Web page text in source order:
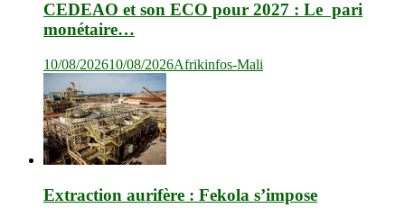
CEDEAO et son ECO pour 2027 : Le pari
monétaire…
10/08/202610/08/2026Afrikinfos-Mali
Extraction aurifère : Fekola s’impose